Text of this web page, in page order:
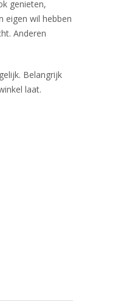
genieten,
eigen wil hebben
Anderen
Belangrijk
laat.